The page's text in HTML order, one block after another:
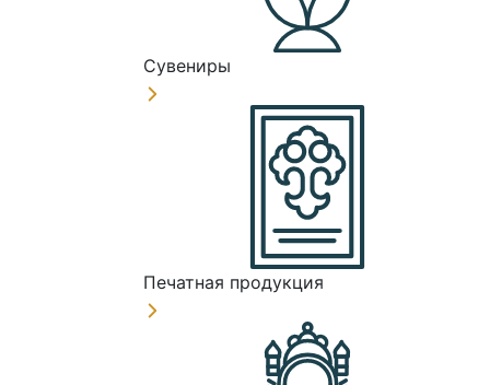
Сувениры
Печатная продукция